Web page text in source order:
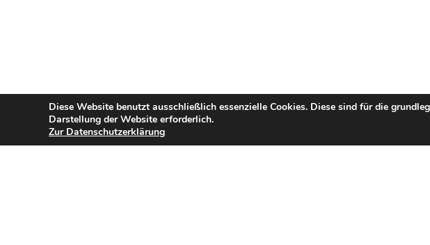
Diese Website benutzt ausschließlich essenzielle Cookies. Diese sind für die
Darstellung der Website erforderlich.
Zur Datenschutzerklärung